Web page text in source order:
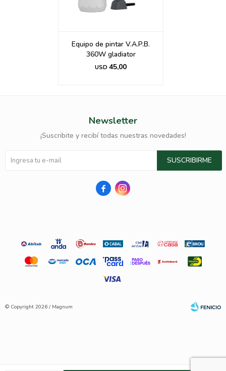
Equipo de pintar V.A.P.B.
360W gladiator
USD 45,00
Newsletter
¡Suscribite y recibí todas nuestras novedades!
SUSCRIBIRME
 
© Copyright 2026 / Magnum